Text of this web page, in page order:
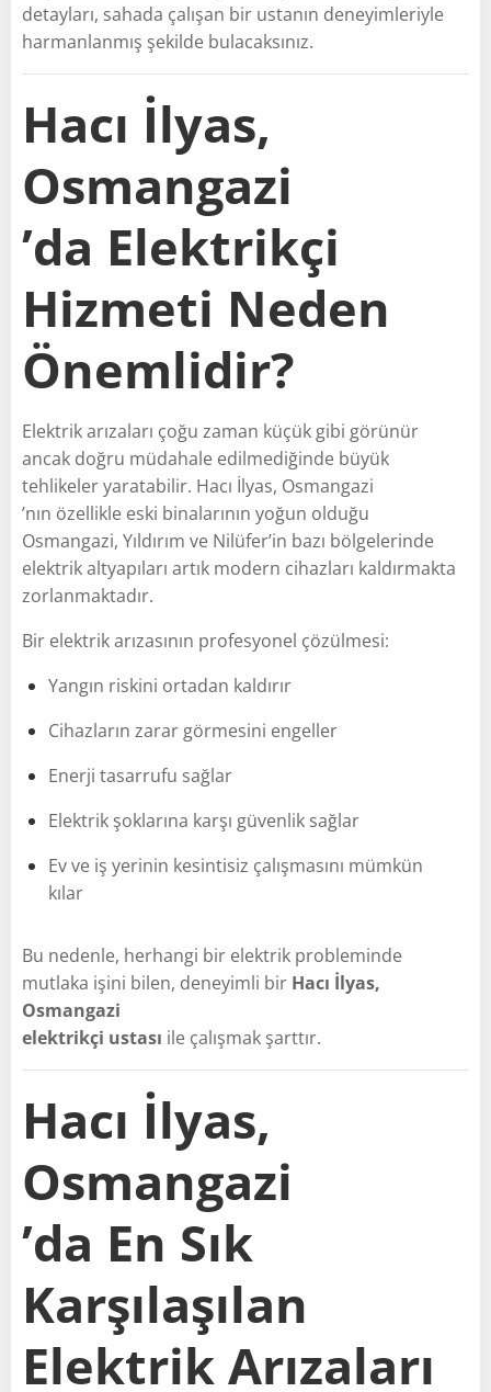
detayları, sahada çalışan bir ustanın deneyimleriyle
harmanlanmış şekilde bulacaksınız.
Hacı İlyas,
Osmangazi
’da Elektrikçi
Hizmeti Neden
Önemlidir?
Elektrik arızaları çoğu zaman küçük gibi görünür
ancak doğru müdahale edilmediğinde büyük
tehlikeler yaratabilir. Hacı İlyas, Osmangazi
’nın özellikle eski binalarının yoğun olduğu
Osmangazi, Yıldırım ve Nilüfer’in bazı bölgelerinde
elektrik altyapıları artık modern cihazları kaldırmakta
zorlanmaktadır.
Bir elektrik arızasının profesyonel çözülmesi:
Yangın riskini ortadan kaldırır
Cihazların zarar görmesini engeller
Enerji tasarrufu sağlar
Elektrik şoklarına karşı güvenlik sağlar
Ev ve iş yerinin kesintisiz çalışmasını mümkün
kılar
Bu nedenle, herhangi bir elektrik probleminde
mutlaka işini bilen, deneyimli bir Hacı İlyas,
Osmangazi
elektrikçi ustası ile çalışmak şarttır.
Hacı İlyas,
Osmangazi
’da En Sık
Karşılaşılan
Elektrik Arızaları